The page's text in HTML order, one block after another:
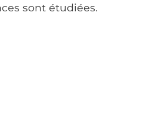
sont étudiées.